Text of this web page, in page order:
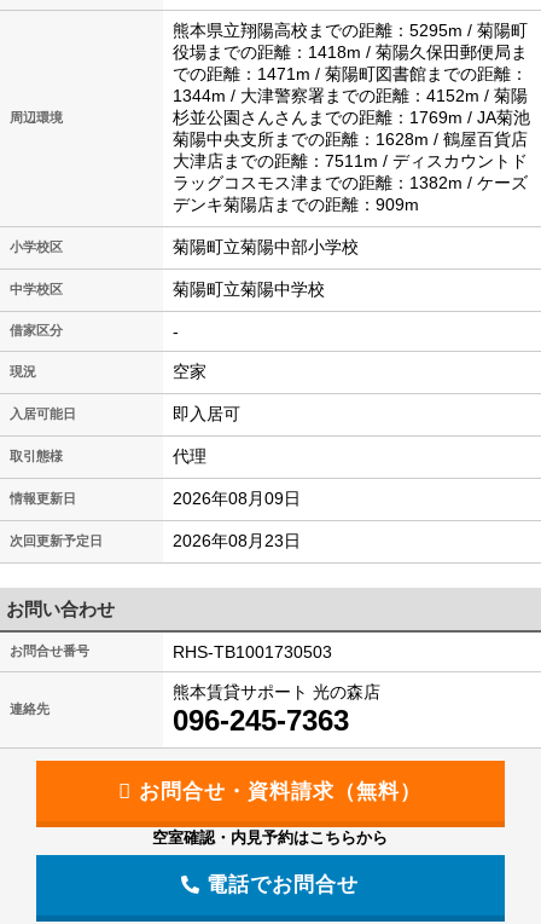
周辺環境
熊本県立翔陽高校までの距離：5295m / 菊陽町
役場までの距離：1418m / 菊陽久保田郵便局ま
での距離：1471m / 菊陽町図書館までの距離：
1344m / 大津警察署までの距離：4152m / 菊陽
杉並公園さんさんまでの距離：1769m / JA菊池
菊陽中央支所までの距離：1628m / 鶴屋百貨店
大津店までの距離：7511m / ディスカウントド
ラッグコスモス津までの距離：1382m / ケーズ
デンキ菊陽店までの距離：909m
小学校区 菊陽町立菊陽中部小学校
中学校区 菊陽町立菊陽中学校
借家区分 -
現況 空家
入居可能日 即入居可
取引態様 代理
情報更新日 2026年08月09日
次回更新予定日 2026年08月23日
お問い合わせ
お問合せ番号 RHS-TB1001730503
連絡先
熊本賃貸サポート 光の森店
096-245-7363
空室確認・内見予約はこちらから
電話でお問合せ